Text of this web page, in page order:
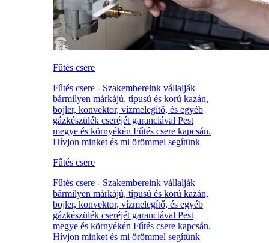
Fűtés csere
Fűtés csere - Szakembereink vállalják
bármilyen márkájú, típusú és korú kazán,
bojler, konvektor, vízmelegítő, és egyéb
gázkészülék cseréjét garanciával Pest
megye és környékén Fűtés csere kapcsán.
Hívjon minket és mi örömmel segítünk
Fűtés csere
Fűtés csere - Szakembereink vállalják
bármilyen márkájú, típusú és korú kazán,
bojler, konvektor, vízmelegítő, és egyéb
gázkészülék cseréjét garanciával Pest
megye és környékén Fűtés csere kapcsán.
Hívjon minket és mi örömmel segítünk